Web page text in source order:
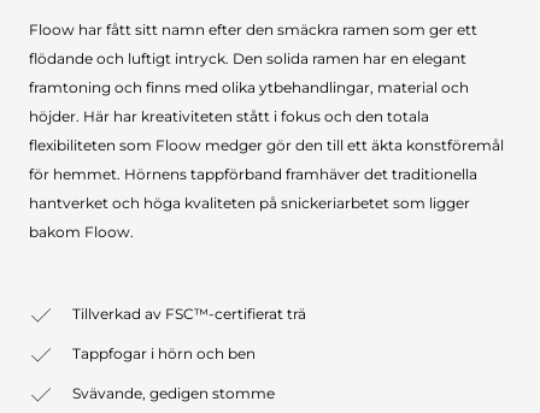
Floow har fått sitt namn efter den smäckra ramen som ger ett
flödande och luftigt intryck. Den solida ramen har en elegant
framtoning och finns med olika ytbehandlingar, material och
höjder. Här har kreativiteten stått i fokus och den totala
flexibiliteten som Floow medger gör den till ett äkta konstföremål
för hemmet. Hörnens tappförband framhäver det traditionella
hantverket och höga kvaliteten på snickeriarbetet som ligger
bakom Floow.
Tillverkad av FSC™-certifierat trä
Tappfogar i hörn och ben
Svävande, gedigen stomme